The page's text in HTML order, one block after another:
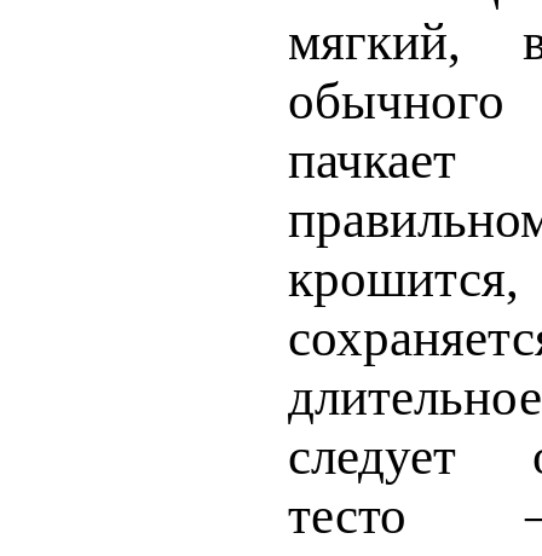
мягкий,
обычного
крошится,
следует
тесто